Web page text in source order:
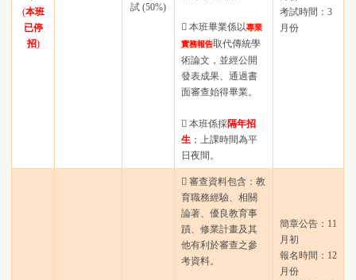
(本班
已停
招)
試 (50%)
 本班畢業係以專業
實務報告取代傳統學
術論文，並經公開
發表成果、通過書
面審查始得畢業。
 本班係採隔年招
生 ；上課時間為平
日夜間。
考試時間：3
月份
 審查資料包含：教
育職務經驗、相關
論著、優良教育事
蹟、修業計畫及其
他有利於審查之參
考資料。
簡章公告：11
月初
報名時間：12
月份